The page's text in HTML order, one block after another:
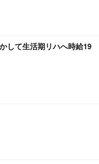
して生活期リハへ時給19